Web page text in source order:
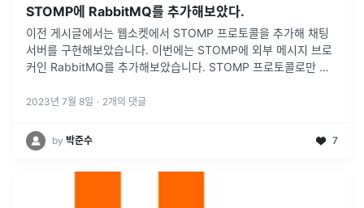
STOMP에 RabbitMQ를 추가해보았다.
이전 게시글에서는 웹소켓에서 STOMP 프로토콜을 추가해 채팅
서버를 구현해보았습니다. 이번에는 STOMP에 외부 메시지 브로
커인 RabbitMQ를 추가해보았습니다. STOMP 프로토콜로만 채
STO...
2023년 7월 8일 · 2개의 댓글
by 박준수 7